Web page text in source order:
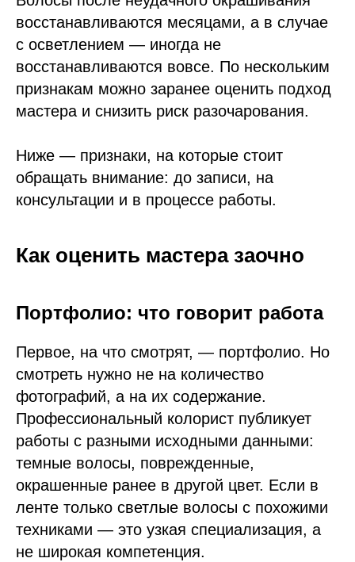
восстанавливаются месяцами, а в случае
с осветлением — иногда не
восстанавливаются вовсе. По нескольким
признакам можно заранее оценить подход
мастера и снизить риск разочарования.
Ниже — признаки, на которые стоит
обращать внимание: до записи, на
консультации и в процессе работы.
Как оценить мастера заочно
Портфолио: что говорит работа
Первое, на что смотрят, — портфолио. Но
смотреть нужно не на количество
фотографий, а на их содержание.
Профессиональный колорист публикует
работы с разными исходными данными:
темные волосы, поврежденные,
окрашенные ранее в другой цвет. Если в
ленте только светлые волосы с похожими
техниками — это узкая специализация, а
не широкая компетенция.